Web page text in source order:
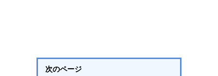
次のページ